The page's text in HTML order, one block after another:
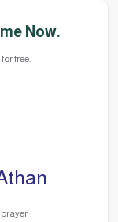
Now.
free.